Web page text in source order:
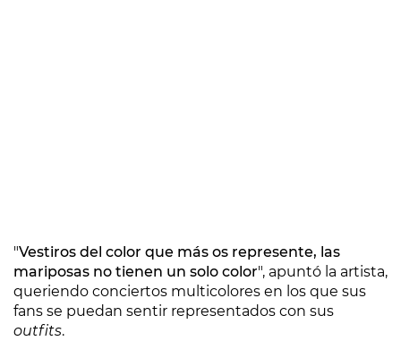
"Vestiros del color que más os represente, las
mariposas no tienen un solo color", apuntó la artista,
queriendo conciertos multicolores en los que sus
fans se puedan sentir representados con sus
outfits.